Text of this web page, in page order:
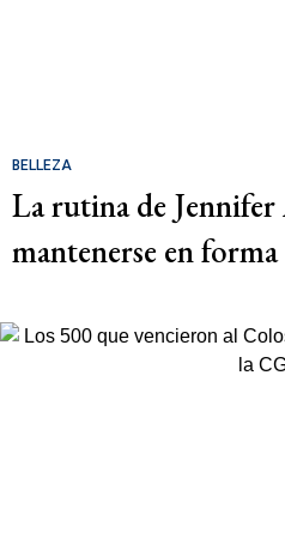
BELLEZA
La rutina de
mantenerse en forma